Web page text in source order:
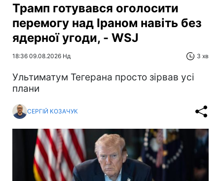
Трамп готувався оголосити
перемогу над Іраном навіть без
ядерної угоди, - WSJ
18:36 09.08.2026 Нд 3 хв
Ультиматум Тегерана просто зірвав усі
плани
СЕРГІЙ КОЗАЧУК